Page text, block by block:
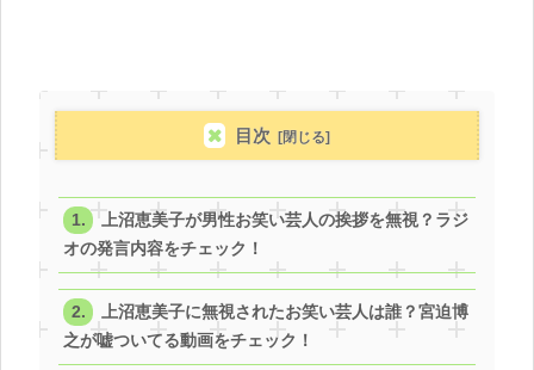
目次
上沼恵美子が男性お笑い芸人の挨拶を無視？ラジ
オの発言内容をチェック！
上沼恵美子に無視されたお笑い芸人は誰？宮迫博
之が嘘ついてる動画をチェック！